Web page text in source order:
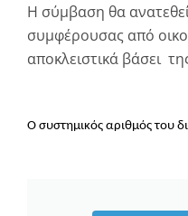
Η σύμβαση θα
συμφέρουσας από
αποκλειστικά βάσει
Ο συστημικός αριθμός του